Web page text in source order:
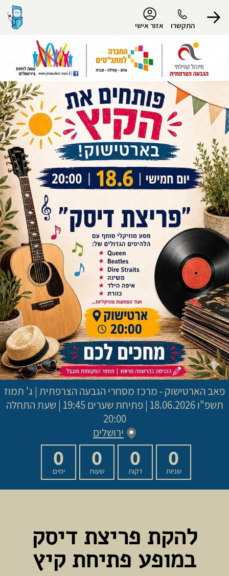
התקשרו אזור אישי
הפרופיל שלי
התנתק
פאב הארטישוק - מרכז מסחרי הגבעה הצרפתית | ג' תמוז
תשפ"ו
18.06.2026 | פתיחת שערים 19:45 | שעת התחלה
20:00
ירושלים
0
שניות
0
דקות
0
שעות
0
ימים
להקת פריצת דיסק
במופע פתיחת קיץ